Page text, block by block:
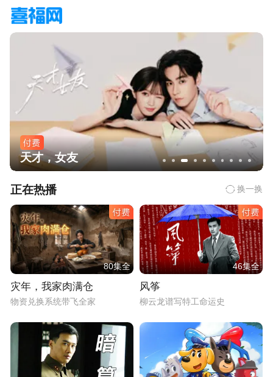
我的前半生
正在热播 换一换
80集全
灾年，我家肉满仓
物资兑换系统带飞全家
46集全
风筝
柳云龙谱写特工命运史